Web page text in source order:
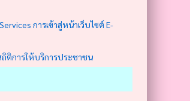
การเข้าสู่หน้าเว็บไซต์ E-
ถิติการให้บริการประชาชน